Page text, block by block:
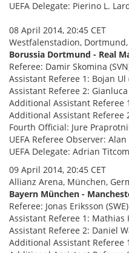
UEFA Delegate: Pierino L.
08 April 2014, 20:45 CET
Westfalenstadion,
Borussia Dortmund - Real
Referee: Damir Skomina
Assistant Referee 1: Bojan Ul
Assistant Referee 2:
Additional Assistant Referee
Additional Assistant Referee
Fourth Official: Jure
UEFA Referee Observer:
UEFA Delegate: Adrian
09 April 2014, 20:45 CET
Allianz Arena, München,
Bayern München -
Referee: Jonas Eriksson (SWE)
Assistant Referee 1: Mathias
Assistant Referee 2: Daniel
Additional Assistant Referee